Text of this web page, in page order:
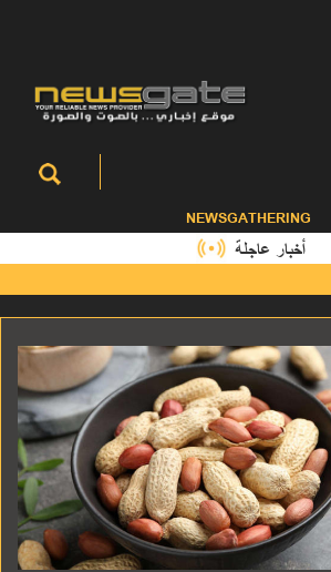
NEWSGATHERING
أخبار عاجلة